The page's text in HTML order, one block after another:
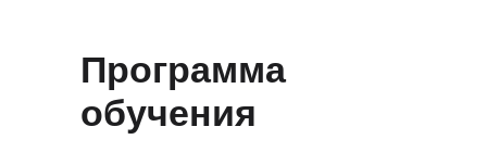
Программа
обучения